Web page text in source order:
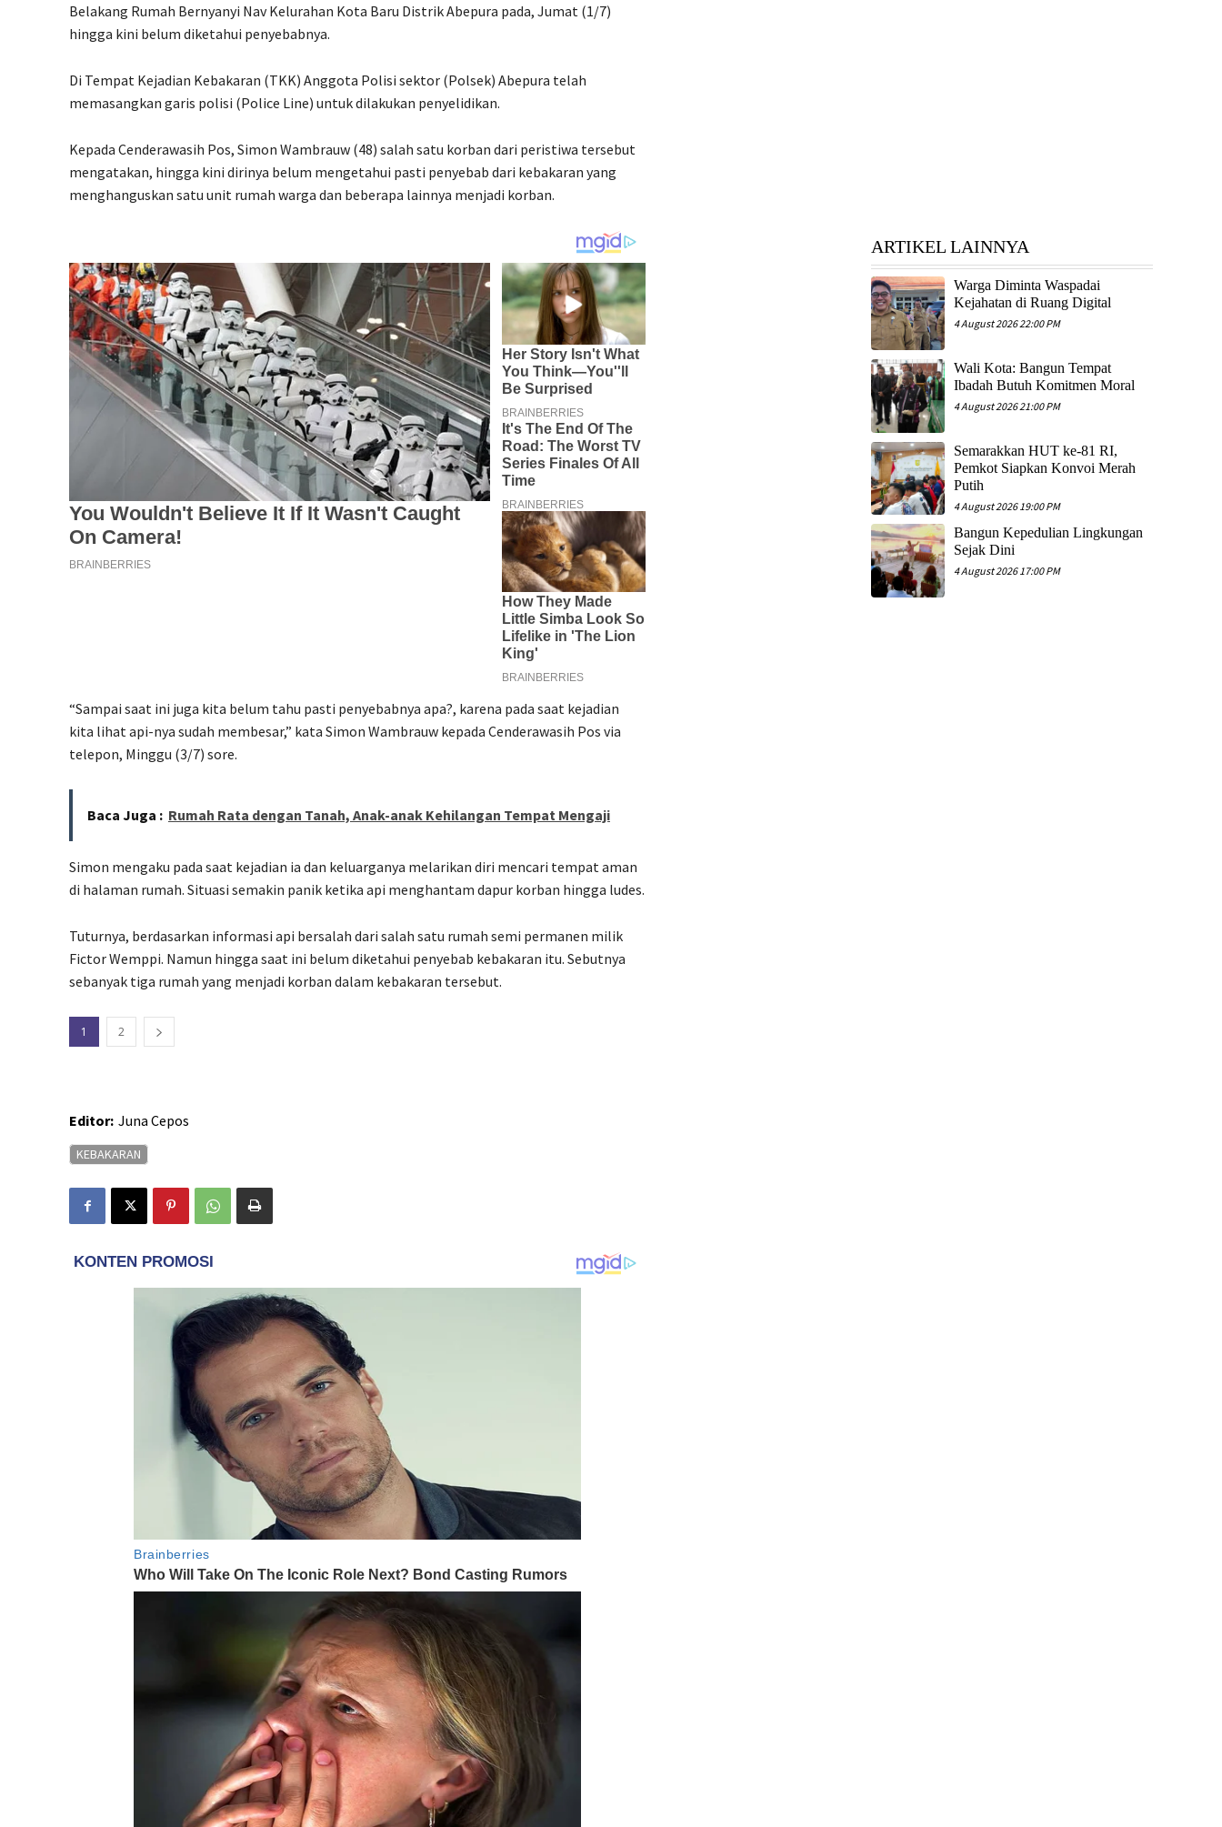
Belakang Rumah Bernyanyi Nav Kelurahan Kota Baru Distrik Abepura pada, Jumat (1/7)
hingga kini belum diketahui penyebabnya.
Di Tempat Kejadian Kebakaran (TKK) Anggota Polisi sektor (Polsek) Abepura telah
memasangkan garis polisi (Police Line) untuk dilakukan penyelidikan.
Kepada Cenderawasih Pos, Simon Wambrauw (48) salah satu korban dari peristiwa tersebut
mengatakan, hingga kini dirinya belum mengetahui pasti penyebab dari kebakaran yang
menghanguskan satu unit rumah warga dan beberapa lainnya menjadi korban.
“Sampai saat ini juga kita belum tahu pasti penyebabnya apa?, karena pada saat kejadian
kita lihat api-nya sudah membesar,” kata Simon Wambrauw kepada Cenderawasih Pos via
telepon, Minggu (3/7) sore.
Baca Juga : Rumah Rata dengan Tanah, Anak-anak Kehilangan Tempat Mengaji
Simon mengaku pada saat kejadian ia dan keluarganya melarikan diri mencari tempat aman
di halaman rumah. Situasi semakin panik ketika api menghantam dapur korban hingga ludes.
Tuturnya, berdasarkan informasi api bersalah dari salah satu rumah semi permanen milik
Fictor Wemppi. Namun hingga saat ini belum diketahui penyebab kebakaran itu. Sebutnya
sebanyak tiga rumah yang menjadi korban dalam kebakaran tersebut.
1 2
Editor: Juna Cepos
KEBAKARAN
ARTIKEL LAINNYA
Warga Diminta Waspadai
Kejahatan di Ruang Digital
4 August 2026 22:00 PM
Wali Kota: Bangun Tempat
Ibadah Butuh Komitmen Moral
4 August 2026 21:00 PM
Semarakkan HUT ke-81 RI,
Pemkot Siapkan Konvoi Merah
Putih
4 August 2026 19:00 PM
​Bangun Kepedulian Lingkungan
Sejak Dini
4 August 2026 17:00 PM